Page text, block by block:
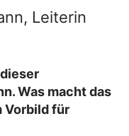
Leiterin
Was macht das
Vorbild für